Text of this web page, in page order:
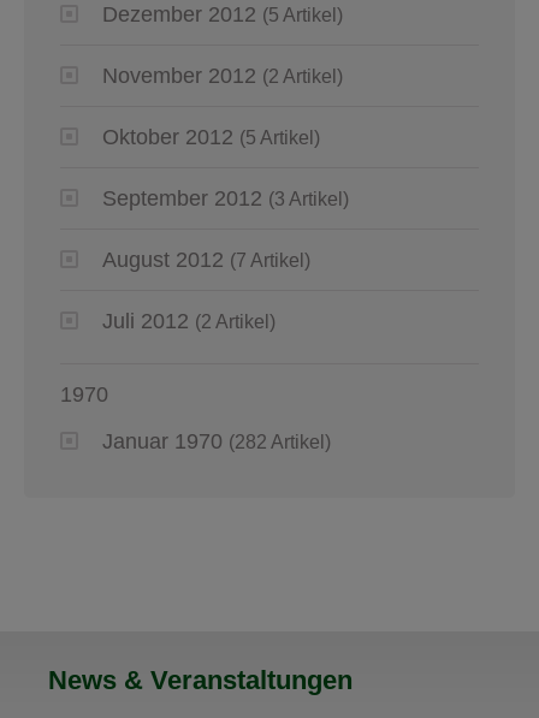
Dezember 2012 (5 Artikel)
November 2012 (2 Artikel)
Oktober 2012 (5 Artikel)
September 2012 (3 Artikel)
August 2012 (7 Artikel)
Juli 2012 (2 Artikel)
1970
Januar 1970 (282 Artikel)
News & Veranstaltungen